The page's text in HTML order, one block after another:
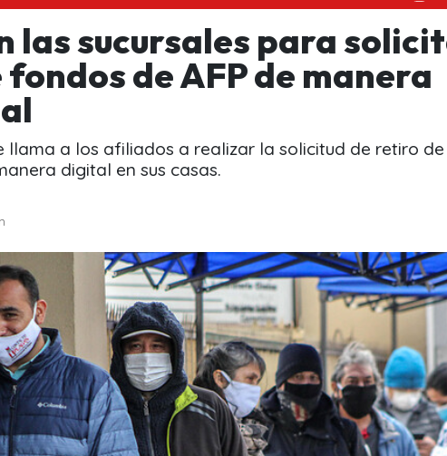
las sucursales para
de AFP de manera
llama a los afiliados a realizar la solicitud de retiro
digital en sus casas.